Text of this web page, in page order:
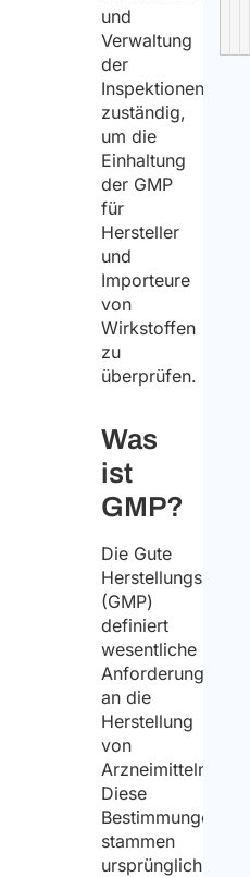
und
Verwaltung
der
Inspektionen
zuständig,
um die
Einhaltung
der GMP
für
Hersteller
und
Importeure
von
Wirkstoffen
zu
überprüfen.
Was
ist
GMP?
Die Gute
Herstellungspraxis
(GMP)
definiert
wesentliche
Anforderungen
an die
Herstellung
von
Arzneimitteln.
Diese
Bestimmungen
stammen
ursprünglich